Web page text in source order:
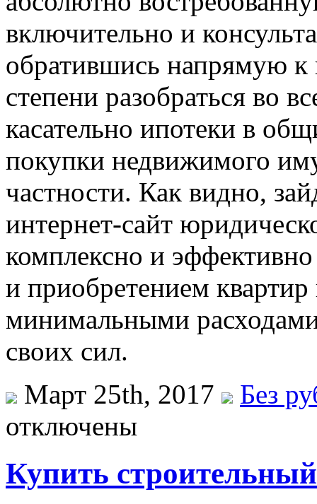
включительно и
обратившись напрямую
степени разобраться во
касательно ипотеки в
покупки недвижимого
частности. Как видно,
интернет-сайт
комплексно и
и приобретением квартир
минимальными
своих сил.
Март 25th, 2017
Без
отключены
Купить